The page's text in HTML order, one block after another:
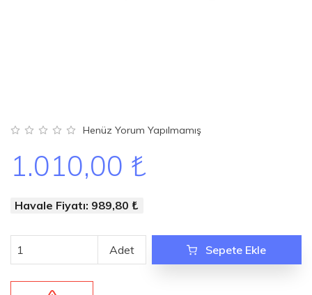
Henüz Yorum Yapılmamış
1.010,00 ₺
Havale Fiyatı: 989,80 ₺
Adet Sepete Ekle